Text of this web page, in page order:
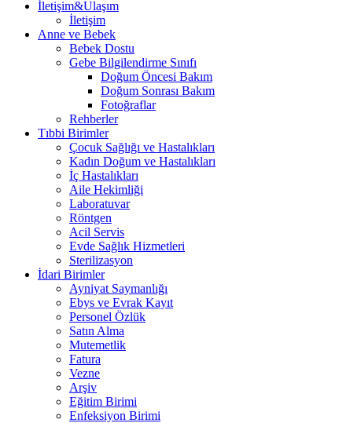
İletişim&Ulaşım
İletişim
Anne ve Bebek
Bebek Dostu
Gebe Bilgilendirme Sınıfı
Doğum Öncesi Bakım
Doğum Sonrası Bakım
Fotoğraflar
Rehberler
Tıbbi Birimler
Çocuk Sağlığı ve Hastalıkları
Kadın Doğum ve Hastalıkları
İç Hastalıkları
Aile Hekimliği
Laboratuvar
Röntgen
Acil Servis
Evde Sağlık Hizmetleri
Sterilizasyon
İdari Birimler
Ayniyat Saymanlığı
Ebys ve Evrak Kayıt
Personel Özlük
Satın Alma
Mutemetlik
Fatura
Vezne
Arşiv
Eğitim Birimi
Enfeksiyon Birimi